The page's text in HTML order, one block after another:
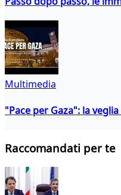
Multimedia
"Pace per Gaza": la
Raccomandati per te